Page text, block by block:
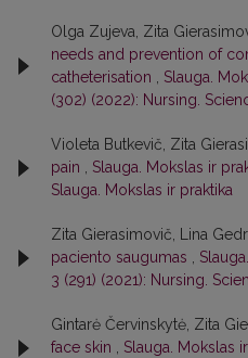
Olga Zujeva, Zita
needs and prevention of
catheterisation , Slauga.
(302) (2022): Nursing.
Violeta Butkevič, Zita
pain , Slauga. Mokslas ir
Slauga. Mokslas ir praktika
Zita Gierasimovič, Lina
paciento saugumas ,
3 (291) (2021): Nursing.
Gintarė Červinskytė, Zita
face skin , Slauga. Mokslas